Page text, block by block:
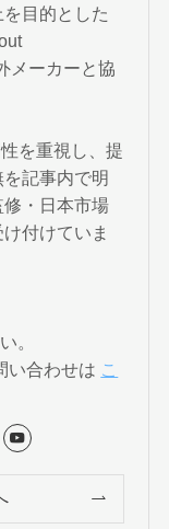
目的とした
メーカーと協
を重視し、提
記事内で明
・日本市場
付けていま
。
い合わせは こ